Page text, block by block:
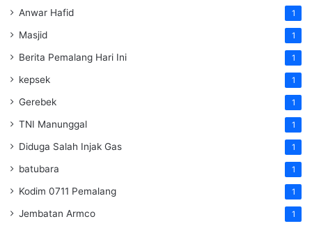
Anwar Hafid 1
Masjid 1
Berita Pemalang Hari Ini 1
kepsek 1
Gerebek 1
TNI Manunggal 1
Diduga Salah Injak Gas 1
batubara 1
Kodim 0711 Pemalang 1
Jembatan Armco 1